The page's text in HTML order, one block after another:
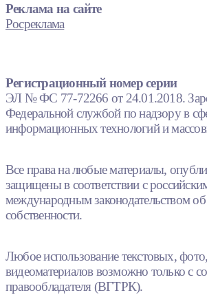
Реклама на сайте
Росреклама
Регистрационный номер серии
ЭЛ № ФС 77-72266 от 24.01.2018.
Федеральной службой по надзору в
информационных технологий и
Все права на любые материалы,
защищены в соответствии с
международным законодательством об
собственности.
Любое использование текстовых,
видеоматериалов возможно только с
правообладателя (ВГТРК).